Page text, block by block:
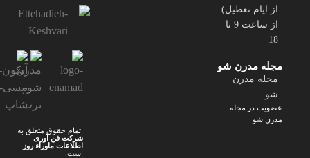
از ایام تعطیل)
از ساعت 9 تا
18
مجله مدرن شو
مجله مدرن
شو
عضویت در مجله
مدرن شو
تمام حقوق متعلق به
شرکت فن آوری
اطلاعات ماوراء روز
است.